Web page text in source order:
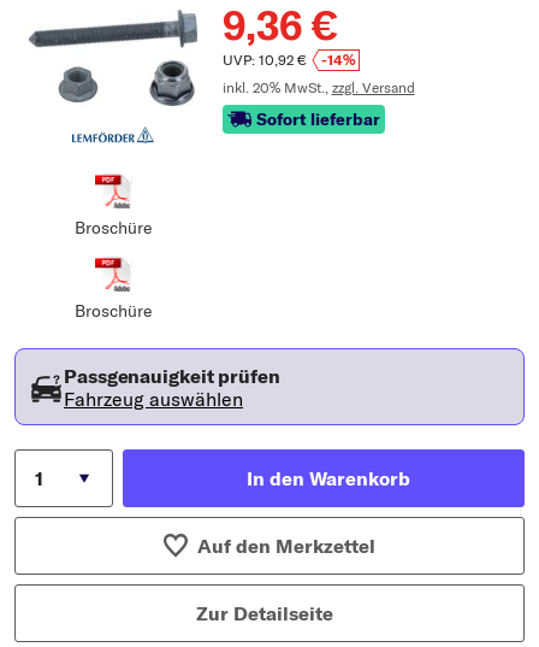
Broschüre
Broschüre
9,36 €
UVP: 10,92 €
-14%
inkl. 20% MwSt., zzgl. Versand
Sofort lieferbar
Passgenauigkeit prüfen
Fahrzeug auswählen
In den Warenkorb
Auf den Merkzettel
Zur Detailseite